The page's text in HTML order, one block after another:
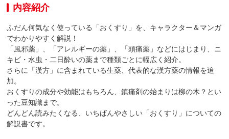
内容紹介
ふだん何気なく使っている「おくすり」を、キャラクター＆マンガ
でわかりやすく解説！
「風邪薬」、「アレルギーの薬」、「頭痛薬」などにはじまり、ニ
キビ・水虫・二日酔いの薬まで種類ごとに幅広く紹介。
さらに「漢方」に含まれている生薬、代表的な漢方薬の情報を追
加。
おくすりの成分や効能はもちろん、鎮痛剤の始まりは柳の木？とい
った豆知識まで。
どんどん読みたくなる、いちばんやさしい「おくすり」についての
解説書です。